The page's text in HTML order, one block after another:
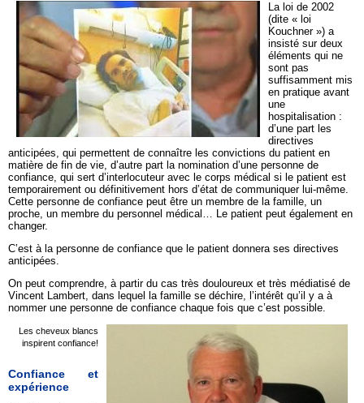
La loi de 2002
(dite « loi
Kouchner ») a
insisté sur deux
éléments qui ne
sont pas
suffisamment mis
en pratique avant
une
hospitalisation :
d’une part les
directives
anticipées, qui permettent de connaître les convictions du patient en
matière de fin de vie, d’autre part la nomination d’une personne de
confiance, qui sert d’interlocuteur avec le corps médical si le patient est
temporairement ou définitivement hors d’état de communiquer lui-même.
Cette personne de confiance peut être un membre de la famille, un
proche, un membre du personnel médical… Le patient peut également en
changer.
C’est à la personne de confiance que le patient donnera ses directives
anticipées.
On peut comprendre, à partir du cas très douloureux et très médiatisé de
Vincent Lambert, dans lequel la famille se déchire, l’intérêt qu’il y a à
nommer une personne de confiance chaque fois que c’est possible.
Les cheveux blancs
inspirent confiance!
Confiance et
expérience